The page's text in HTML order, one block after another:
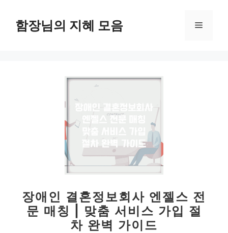
함장님의 지혜 모음 메
장애인 결혼정보회사 엔젤스 전
문 매칭 | 맞춤 서비스 가입 절
차 완벽 가이드